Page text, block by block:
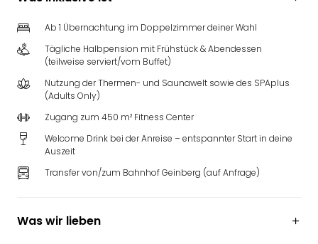
Ab 1 Übernachtung im Doppelzimmer deiner Wahl
Tägliche Halbpension mit Frühstück & Abendessen
(teilweise serviert/vom Buffet)
Nutzung der Thermen- und Saunawelt sowie des SPAplus
(Adults Only)
Zugang zum 450 m² Fitness Center
Welcome Drink bei der Anreise – entspannter Start in deine
Auszeit
Transfer von/zum Bahnhof Geinberg (auf Anfrage)
Was wir lieben